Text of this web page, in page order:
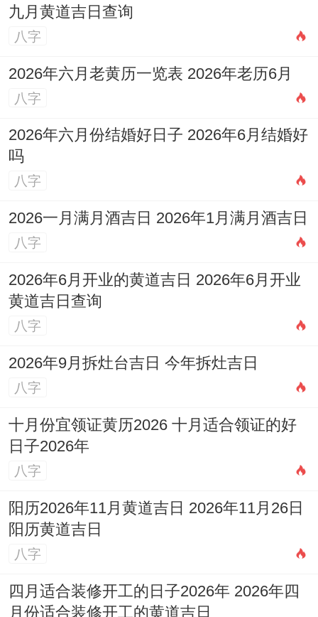
九月黄道吉日查询
八字
2026年六月老黄历一览表 2026年老历6月
八字
2026年六月份结婚好日子 2026年6月结婚好
吗
八字
2026一月满月酒吉日 2026年1月满月酒吉日
八字
2026年6月开业的黄道吉日 2026年6月开业
黄道吉日查询
八字
2026年9月拆灶台吉日 今年拆灶吉日
八字
十月份宜领证黄历2026 十月适合领证的好
日子2026年
八字
阳历2026年11月黄道吉日 2026年11月26日
阳历黄道吉日
八字
四月适合装修开工的日子2026年 2026年四
月份适合装修开工的黄道吉日